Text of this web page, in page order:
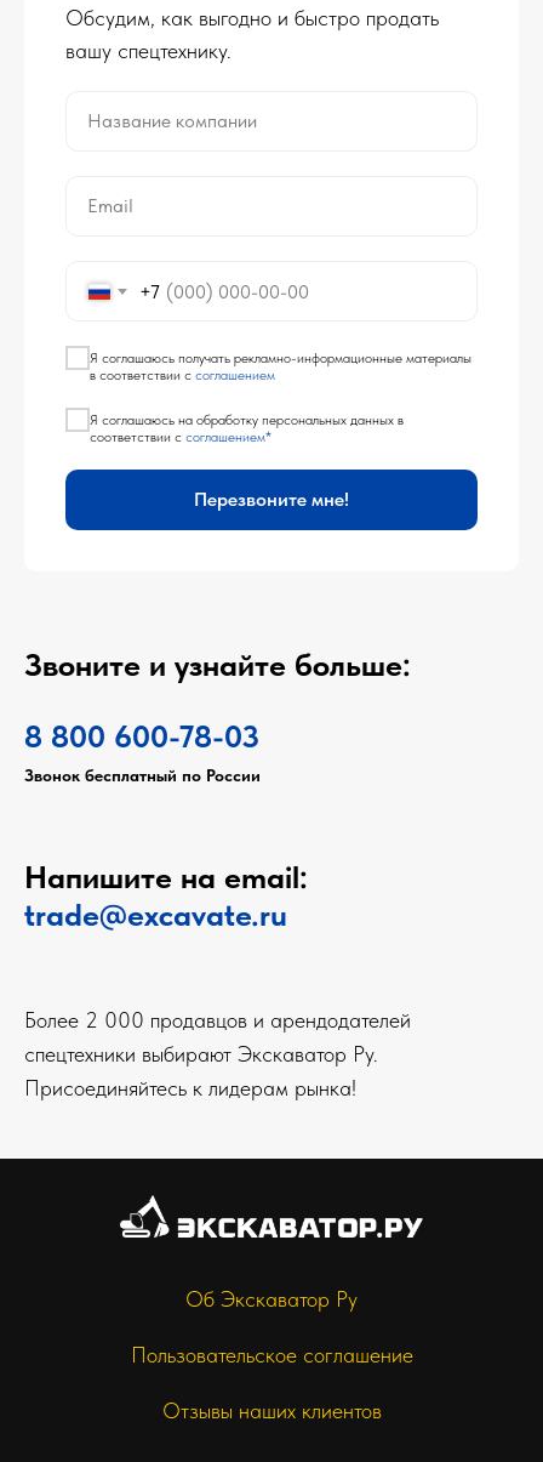
Обсудим, как выгодно и быстро продать
вашу спецтехнику.
Название компании
Email
+7
Я соглашаюсь получать рекламно-информационные материалы
в соответствии с соглашением
Я соглашаюсь на обработку персональных данных в
соответствии с соглашением*
Перезвоните мне!
Звоните и узнайте больше:
8 800 600-78-03
Звонок бесплатный по России
Напишите на email:
trade@excavate.ru
Более 2 000 продавцов и арендодателей
спецтехники выбирают Экскаватор Ру.
Присоединяйтесь к лидерам рынка!
Об Экскаватор Ру
Пользовательское соглашение
Отзывы наших клиентов